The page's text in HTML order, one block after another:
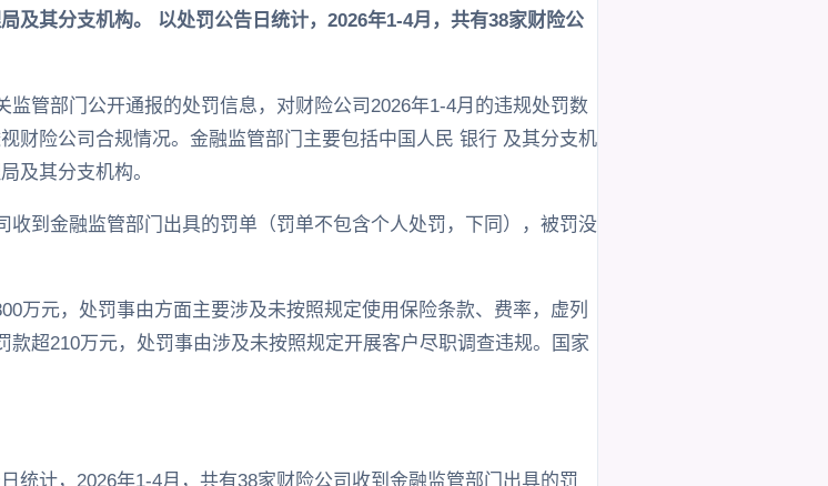
及其分支机构。 以处罚公告日统计，2026年1-4月，共有38家财险公
管部门公开通报的处罚信息，对财险公司2026年1-4月的违规处罚数
财险公司合规情况。金融监管部门主要包括中国人民 银行 及其分支机
及其分支机构。
收到金融监管部门出具的罚单（罚单不包含个人处罚，下同），被罚没
万元，处罚事由方面主要涉及未按照规定使用保险条款、费率，虚列
超210万元，处罚事由涉及未按照规定开展客户尽职调查违规。国家
统计，2026年1-4月，共有38家财险公司收到金融监管部门出具的罚